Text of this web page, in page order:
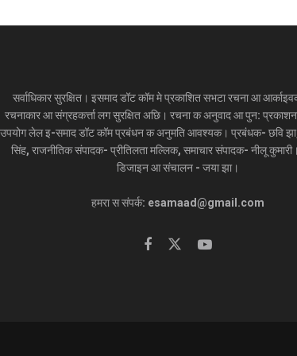
सर्वाधिकार सुरक्षित। इसमाद डॉट कॉम मे प्रकाशित सभटा रचना आ
रचनाकार आ संग्रहकर्त्ता लग सुरक्षित अछि। रचना क अनुवाद आ पुन:
उपयोग लेल इ-समाद डॉट कॉम प्रबंधन क अनुमति आवश्यक। प्रबंधक- छवि
सिंह, राजनीतिक संपादक- प्रीतिलता मल्लिक, समाचार संपादक- नीलू
डिजाइन आ संचालन - जया झा।
हमरा स संपर्क: esamaad@gmail.com